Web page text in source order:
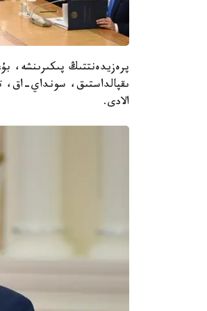
پرەزيدەنتتىڭ پىكىرىنشە،
ىقپالداستىق، سونداي-اق،
الادى.